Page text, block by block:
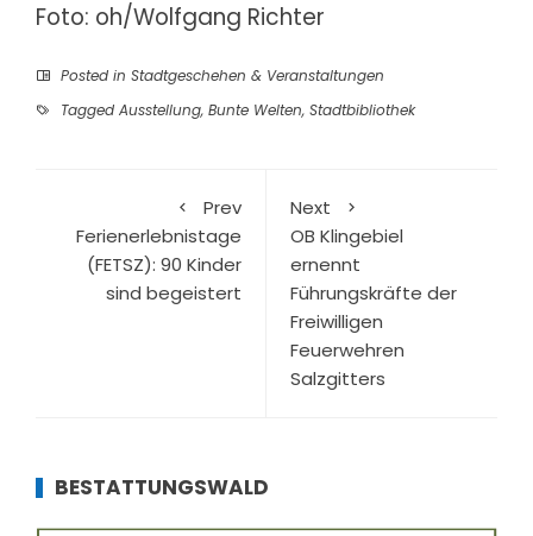
Foto: oh/Wolfgang Richter
Posted in Stadtgeschehen & Veranstaltungen
Tagged Ausstellung, Bunte Welten, Stadtbibliothek
Prev
Ferienerlebnistage
(FETSZ): 90 Kinder
sind begeistert
Next
OB Klingebiel
ernennt
Führungskräfte der
Freiwilligen
Feuerwehren
Salzgitters
BESTATTUNGSWALD